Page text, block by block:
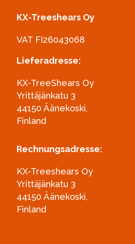
KX-Treeshears Oy
VAT FI26043068
Lieferadresse:
KX-TreeShears Oy
Yrittäjänkatu 3
44150 Äänekoski,
Finland
Rechnungsadresse:
KX-Treeshears Oy
Yrittäjänkatu 3
44150 Äänekoski,
Finland